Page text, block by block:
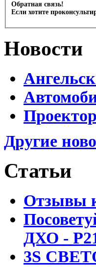
Обратная связь!
Если хотите
Новости
Другие
Статьи
Отзывы
ДХО -
3S